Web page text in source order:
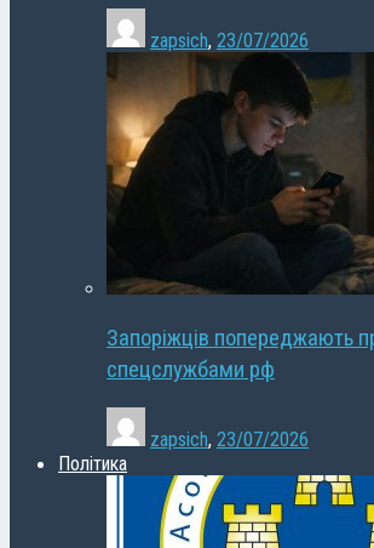
zapsich, 23/07/2026
Запоріжців попереджають
спецслужбами рф
zapsich, 23/07/2026
Політика